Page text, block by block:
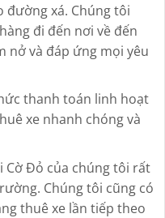
đường xá. Chúng tôi
đi đến nơi về đến
nở và đáp ứng mọi yêu
thanh toán linh hoạt
xe nhanh chóng và
Cờ Đỏ của chúng tôi rất
Chúng tôi cũng có
thuê xe lần tiếp theo